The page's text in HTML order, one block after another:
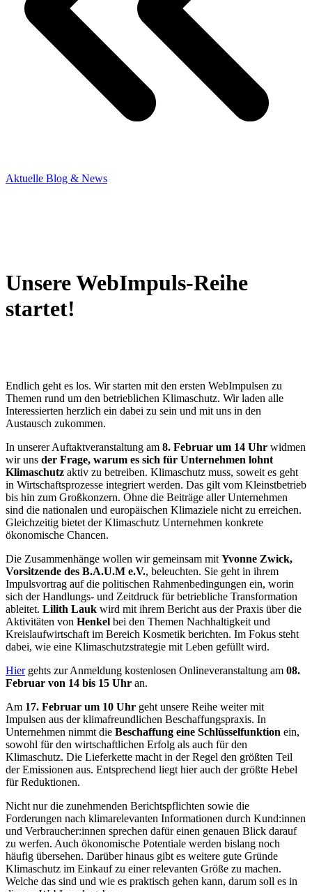
Aktuelle Blog & News
Unsere WebImpuls-Reihe
startet!
Endlich geht es los. Wir starten mit den ersten WebImpulsen zu
Themen rund um den betrieblichen Klimaschutz. Wir laden alle
Interessierten herzlich ein dabei zu sein und mit uns in den
Austausch zukommen.
In unserer Auftaktveranstaltung am 8. Februar um 14 Uhr widmen
wir uns der Frage, warum es sich für Unternehmen lohnt
Klimaschutz aktiv zu betreiben. Klimaschutz muss, soweit es geht
in Wirtschaftsprozesse integriert werden. Das gilt vom Kleinstbetrieb
bis hin zum Großkonzern. Ohne die Beiträge aller Unternehmen
sind die nationalen und europäischen Klimaziele nicht zu erreichen.
Gleichzeitig bietet der Klimaschutz Unternehmen konkrete
ökonomische Chancen.
Die Zusammenhänge wollen wir gemeinsam mit Yvonne Zwick,
Vorsitzende des B.A.U.M e.V., beleuchten. Sie geht in ihrem
Impulsvortrag auf die politischen Rahmenbedingungen ein, worin
sich der Handlungs- und Zeitdruck für betriebliche Transformation
ableitet. Lilith Lauk wird mit ihrem Bericht aus der Praxis über die
Aktivitäten von Henkel bei den Themen Nachhaltigkeit und
Kreislaufwirtschaft im Bereich Kosmetik berichten. Im Fokus steht
dabei, wie eine Klimaschutzstrategie mit Leben gefüllt wird.
Hiergehts zur Anmeldung kostenlosen Onlineveranstaltung am 08.
Februar von 14 bis 15 Uhr an.
Am 17. Februar um 10 Uhr geht unsere Reihe weiter mit
Impulsen aus der klimafreundlichen Beschaffungspraxis. In
Unternehmen nimmt die Beschaffung eine Schlüsselfunktion ein,
sowohl für den wirtschaftlichen Erfolg als auch für den
Klimaschutz. Die Lieferkette macht in der Regel den größten Teil
der Emissionen aus. Entsprechend liegt hier auch der größte Hebel
für Reduktionen.
Nicht nur die zunehmenden Berichtspflichten sowie die
Forderungen nach klimarelevanten Informationen durch Kund:innen
und Verbraucher:innen sprechen dafür einen genauen Blick darauf
zu werfen. Auch ökonomische Potentiale werden bislang noch
häufig übersehen. Darüber hinaus gibt es weitere gute Gründe
Klimaschutz im Einkauf zu einer relevanten Größe zu machen.
Welche das sind und wie es praktisch gehen kann, darum soll es in